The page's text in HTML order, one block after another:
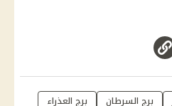
برج السرطان
برج العذراء